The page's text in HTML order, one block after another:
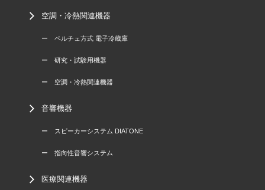
空調・冷熱関連機器
ー ペルチェ方式 電子冷蔵庫
ー 研究・試験用機器
ー 空調・冷熱関連機器
音響機器
ー スピーカーシステム DIATONE
ー 指向性音響システム
医療関連機器